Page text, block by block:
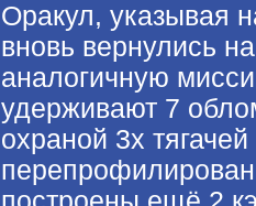
Оракул, указывая
вновь вернулись
аналогичную
удерживают 7
охраной 3х